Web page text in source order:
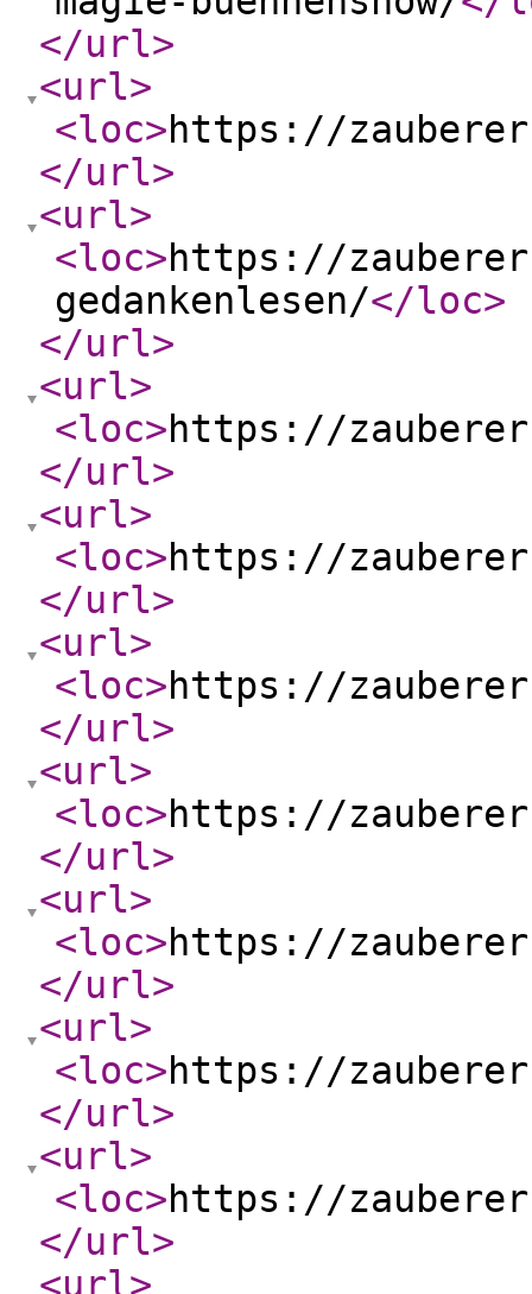
</url>
<url>
<loc>https://
</url>
<url>
<loc>https://
gedankenlesen/</loc>
</url>
<url>
<loc>https://
</url>
<url>
<loc>https://
</url>
<url>
<loc>https://
</url>
<url>
<loc>https://
</url>
<url>
<loc>https://
</url>
<url>
<loc>https://
</url>
<url>
<loc>https://
</url>
<url>